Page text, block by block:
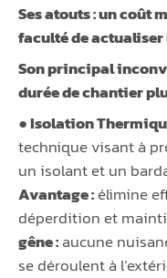
Ses atouts :un coût
faculté de
Son principal
durée de chantier
● Isolation
technique visant à
un isolant et un
Avantage :élimine
déperdition et
gêne :aucune
se déroulent à